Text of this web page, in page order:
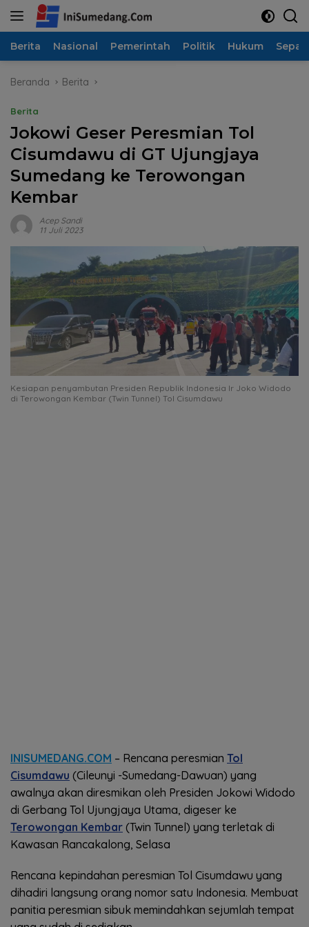
Langsung
Berita Nasional Pemerintah Politik Hukum
Beranda Berita
Berita
Jokowi Geser Peresmian Tol
Cisumdawu di GT Ujungjaya
Sumedang ke Terowongan
Kembar
Acep Sandi
11 Juli 2023
Kesiapan penyambutan Presiden Republik Indonesia Ir Joko Widodo
di Terowongan Kembar (Twin Tunnel) Tol Cisumdawu
INISUMEDANG.COM – Rencana peresmian Tol
Cisumdawu (Cileunyi -Sumedang-Dawuan) yang
awalnya akan diresmikan oleh Presiden Jokowi Widodo
di Gerbang Tol Ujungjaya Utama, digeser ke
Terowongan Kembar (Twin Tunnel) yang terletak di
Kawasan Rancakalong, Selasa
Rencana kepindahan peresmian Tol Cisumdawu yang
dihadiri langsung orang nomor satu Indonesia. Membuat
panitia peresmian sibuk memindahkan sejumlah tempat